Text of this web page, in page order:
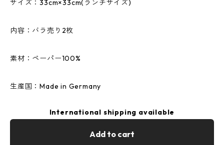
サイズ：33cm×33cm(ランチサイズ)
内容：バラ売り2枚
素材：ペーパー100%
生産国：Made in Germany
International shipping available
Add to cart